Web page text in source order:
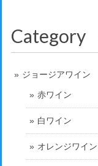
Category
ジョージアワイン
赤ワイン
白ワイン
オレンジワイン